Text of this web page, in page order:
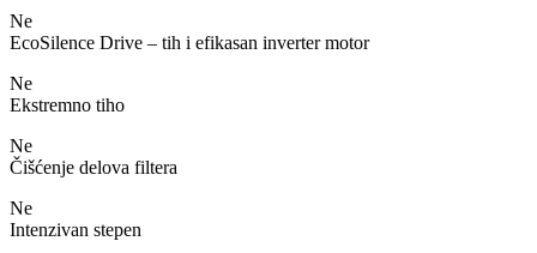
Ne
EcoSilence Drive – tih i efikasan inverter motor
Ne
Ekstremno tiho
Ne
Čišćenje delova filtera
Ne
Intenzivan stepen